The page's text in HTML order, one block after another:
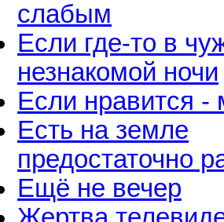
слабым
Если где-то в
незнакомой ночи
Если нравится -
Есть на земле
предостаточно
Ещё не вечер